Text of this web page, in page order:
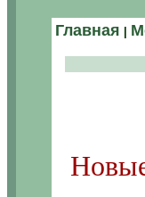
Главная